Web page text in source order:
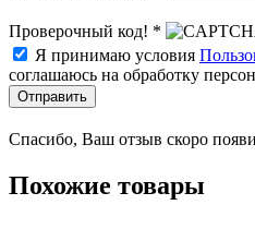
Проверочный код! *
Я принимаю условия
соглашаюсь на обработку
Отправить
Спасибо, Ваш отзыв скоро
Похожие товары